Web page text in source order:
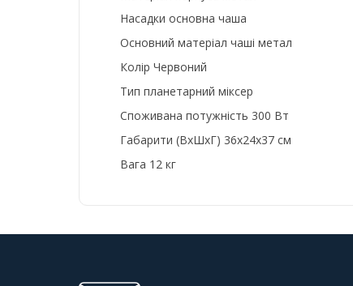
Насадки основна чаша
Основний матеріал чаші метал
Колір Червоний
Тип планетарний міксер
Споживана потужність 300 Вт
Габарити (ВхШхГ) 36x24x37 см
Вага 12 кг